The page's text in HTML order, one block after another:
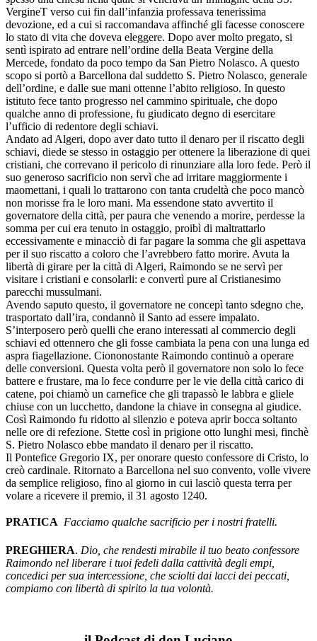
VergineT verso cui fin dall’infanzia professava tenerissima
devozione, ed a cui si raccomandava affinché gli facesse conoscere
lo stato di vita che doveva eleggere. Dopo aver molto pregato, si
sentì ispirato ad entrare nell’ordine della Beata Vergine della
Mercede, fondato da poco tempo da San Pietro Nolasco. A questo
scopo si portò a Barcellona dal suddetto S. Pietro Nolasco, generale
dell’ordine, e dalle sue mani ottenne l’abito religioso. In questo
istituto fece tanto progresso nel cammino spirituale, che dopo
qualche anno di professione, fu giudicato degno di esercitare
l’ufficio di redentore degli schiavi.
Andato ad Algeri, dopo aver dato tutto il denaro per il riscatto degli
schiavi, diede se stesso in ostaggio per ottenere la liberazione di quei
cristiani, che correvano il pericolo di rinunziare alla loro fede. Però il
suo generoso sacrificio non servì che ad irritare maggiormente i
maomettani, i quali lo trattarono con tanta crudeltà che poco mancò
non morisse fra le loro mani. Ma essendone stato avvertito il
governatore della città, per paura che venendo a morire, perdesse la
somma per cui era tenuto in ostaggio, proibì di maltrattarlo
eccessivamente e minacciò di far pagare la somma che gli aspettava
per il suo riscatto a coloro che l’avrebbero fatto morire. Avuta la
libertà di girare per la città di Algeri, Raimondo se ne servì per
visitare i cristiani e consolarli: e convertì pure al Cristianesimo
parecchi mussulmani.
Avendo saputo questo, il governatore ne concepì tanto sdegno che,
trasportato dall’ira, condannò il Santo ad essere impalato.
S’interposero però quelli che erano interessati al commercio degli
schiavi ed ottennero che gli fosse cambiata la pena con una lunga ed
aspra fiagellazione. Ciononostante Raimondo continuò a operare
delle conversioni. Questa volta però il governatore non solo lo fece
battere e frustare, ma lo fece condurre per le vie della città carico di
catene, poi chiamò un carnefice che gli trapassò le labbra e gliele
chiuse con un lucchetto, dandone la chiave in consegna al giudice.
Così Raimondo fu ridotto al silenzio e poteva aprir bocca soltanto
nelle ore di refezione. Stette così in prigione otto lunghi mesi, finchè
S. Pietro Nolasco ebbe mandato il denaro per il riscatto.
Il Pontefice Gregorio IX, per onorare questo confessore di Cristo, lo
creò cardinale. Ritornato a Barcellona nel suo convento, volle vivere
da semplice religioso, fino al giorno in cui lasciò questa terra per
volare a ricevere il premio, il 31 agosto 1240.
PRATICA Facciamo qualche sacrificio per i nostri fratelli.
PREGHIERA. Dio, che rendesti mirabile il tuo beato confessore
Raimondo nel liberare i tuoi fedeli dalla cattività degli empi,
concedici per sua intercessione, che sciolti dai lacci dei peccati,
compiamo con libertà di spirito la tua volontà.